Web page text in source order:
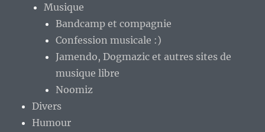
Musique
Bandcamp et compagnie
Confession musicale :)
Jamendo, Dogmazic et autres sites de
musique libre
Noomiz
Divers
Humour